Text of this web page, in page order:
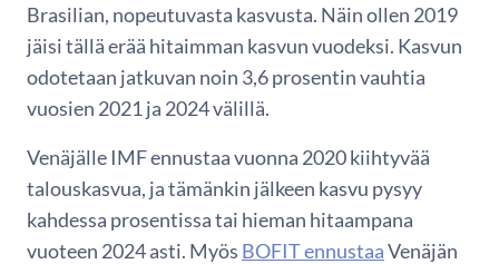
Brasilian, nopeutuvasta kasvusta. Näin ollen 2019
jäisi tällä erää hitaimman kasvun vuodeksi. Kasvun
odotetaan jatkuvan noin 3,6 prosentin vauhtia
vuosien 2021 ja 2024 välillä.
Venäjälle IMF ennustaa vuonna 2020 kiihtyvää
talouskasvua, ja tämänkin jälkeen kasvu pysyy
kahdessa prosentissa tai hieman hitaampana
vuoteen 2024 asti. Myös BOFIT ennustaaVenäjän